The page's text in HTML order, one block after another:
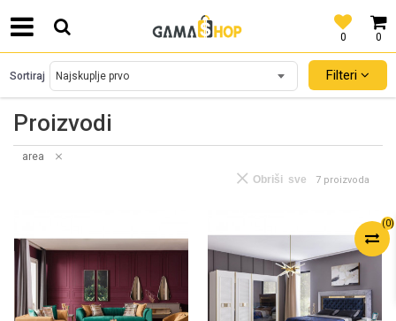
0
0
SIGURNO PLAĆANJE PLATNIM KARTICAMA!
(0)
Proizvodi
Sortiraj Filteri
area
7 proizvoda
Obriši sve